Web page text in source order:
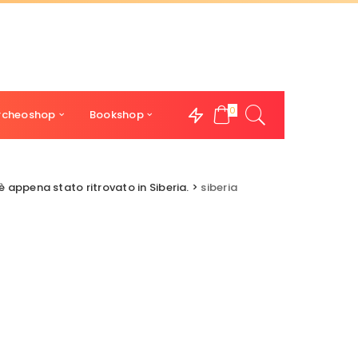
Bookshop 0
è appena stato ritrovato in Siberia. > siberia